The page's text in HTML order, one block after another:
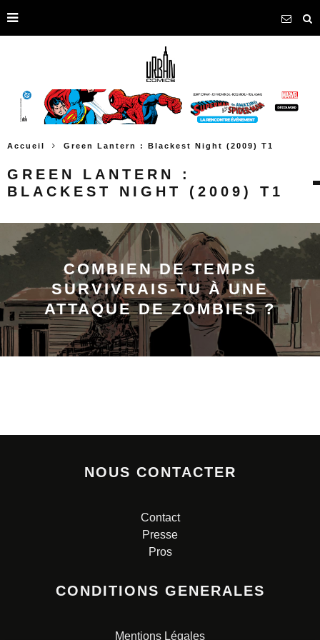
Accueil Green Lantern : Blackest Night (2009) T1
GREEN LANTERN :
BLACKEST NIGHT (2009) T1
COMBIEN DE TEMPS
SURVIVRAIS-TU À UNE
ATTAQUE DE ZOMBIES ?
NOUS CONTACTER
Contact
Presse
Pros
CONDITIONS GENERALES
Mentions Légales